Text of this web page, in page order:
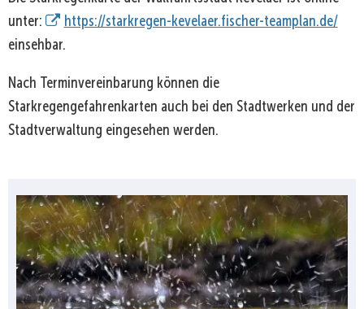
unter:
https://starkregen-kevelaer.fischer-teamplan.de/
einsehbar.
Nach Terminvereinbarung können die
Starkregengefahrenkarten auch bei den Stadtwerken und der
Stadtverwaltung eingesehen werden.